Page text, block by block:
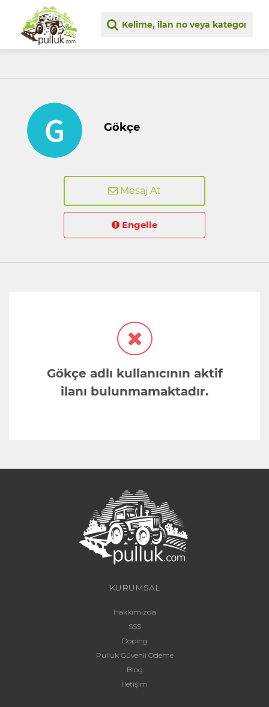
Gökçe
Mesaj At
Engelle
Gökçe adlı kullanıcının aktif
ilanı bulunmamaktadır.
KURUMSAL
Hakkımızda
SSS
Doping
Pulluk Güvenli Ödeme
Blog
İletişim